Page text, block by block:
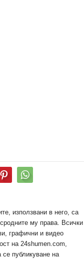
използвани в него, са
му права. Всички
графични и видео
на 24shumen.com,
се публикуване на